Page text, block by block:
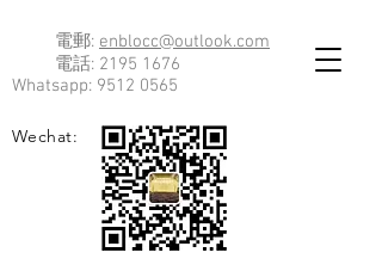
電郵: enblocc@outlook.com
電話: 2195 1676
Whatsapp: 9512 0565
Wechat: